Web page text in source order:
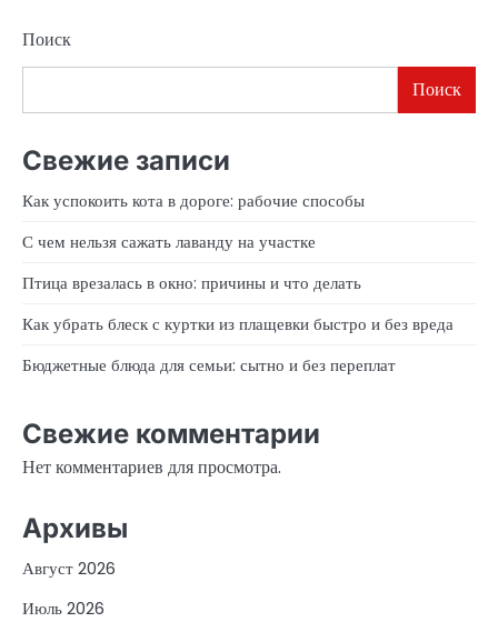
Поиск
Поиск
Свежие записи
Как успокоить кота в дороге: рабочие способы
С чем нельзя сажать лаванду на участке
Птица врезалась в окно: причины и что делать
Как убрать блеск с куртки из плащевки быстро и без вреда
Бюджетные блюда для семьи: сытно и без переплат
Свежие комментарии
Нет комментариев для просмотра.
Архивы
Август 2026
Июль 2026